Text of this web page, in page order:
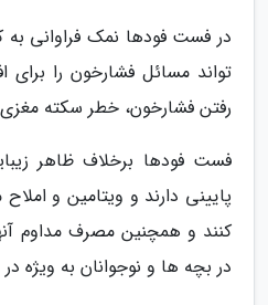
در فست فودها نمک فراوانی
تواند مسائل فشارخون را برای
رفتن فشارخون، خطر سکته مغزی
فست فودها برخلاف ظاهر
پایینی دارند و ویتامین و
کنند و همچنین مصرف مداوم
در بچه ها و نوجوانان به ویژه